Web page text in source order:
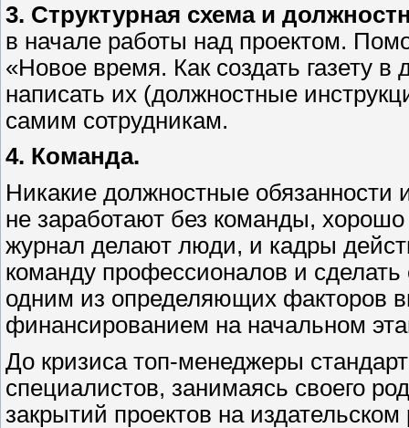
3. Структурная схема и
в начале работы над проектом.
«Новое время. Как создать газету
написать их (должностные
самим сотрудникам.
4. Команда.
Никакие должностные
не заработают без команды,
журнал делают люди, и кадры
команду профессионалов и
одним из определяющих факторов
финансированием на начальном
До кризиса топ-менеджеры
специалистов, занимаясь своего
закрытий проектов на